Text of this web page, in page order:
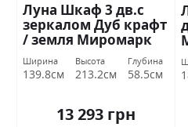
Луна Шкаф 3 дв.с
зеркалом Дуб крафт
/ земля Миромарк
Ширина
139.8см
Высота
213.2см
Глубина
58.5см
13 293 грн